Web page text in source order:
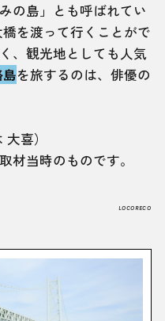
の島」とも呼ばれてい
を渡って行くことがで
、観光地としても人気
を旅するのは、俳優の
喜）
当時のものです。
LOCORECO